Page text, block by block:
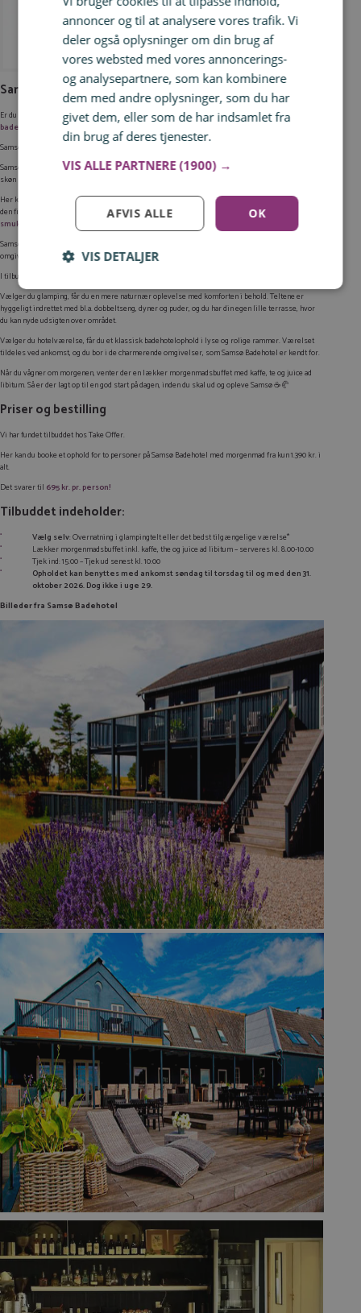
se tilbud
Samsø Badehotel
Er du også en af de mange tilhængere af serien “Badehotellet”, og har du lyst til at opleve
badehotelsstemningen
, så skal du tage til
Samsø er en skøn ø mellem Jylland og Sjælland, der har en flot kystlinje med rolige strande.
Samsø Badehotel er et voksenhotel, der ligger helt for sig selv igrønne omgivelser
skøn havudsigt
Her kan du bl.a. nyde en velfortjent pause på en af hotellets mange terrasser, besøge orangeriet og
den fine have med bænke, krydderurter og spændende blomsterbede, eller gå på opdagelse i det
smukke område omkring hotellet
Samsø Badehotel er
omgivelser
I tilbuddet ovenfor kan du selv vælge, om du vil bo i glampingtelt eller på hotelværelse.
Vælger du glamping, får du en mere naturnær oplevelse med komforten i behold. Teltene er
hyggeligt indrettet med bl.a. dobbeltseng, dyner og puder, og du har din egen lille terrasse, hvor
du kan nyde udsigten over området.
Vælger du hotelværelse, får du et klassisk badehotelophold i lyse og rolige rammer. Værelset
tildeles ved ankomst, og du bor i de charmerende omgivelser, som Samsø Badehotel er kendt for.
Når du vågner om morgenen, venter der en lækker morgenmadsbuffet med kaffe, te og juice ad
libitum. Så er der lagt op til en god start på dagen, inden du skal ud og opleve Samsø ☕🥐
Priser og bestilling
Vi har fundet tilbuddet hos Take Offer.
Her kan du booke et ophold for to personer på Samsø Badehotel med morgenmad fra kun 1.390 kr. i
alt.
Det svarer til 695 kr. pr. person!
Tilbuddet indeholder:
Vælg selv: Overnatning i glampingtelt eller det bedst tilgængelige værelse*
Lækker morgenmadsbuffet inkl. kaffe, the og juice ad libitum – serveres kl. 8.00-10.00
Tjek ind: 15:00 – Tjek ud senest kl. 10:00
Opholdet kan benyttes med ankomst søndag til torsdag til og med den 31.
oktober 2026. Dog ikke i uge 29.
Billeder fra Samsø Badehotel
Log ind for at gemme hvad der inspirerer dig
Tilmeld
annoncer og til at analysere vores trafik. Vi
deler også oplysninger om din brug af
vores websted med vores annoncerings-
og analysepartnere, som kan kombinere
dem med andre oplysninger, som du har
givet dem, eller som de har indsamlet fra
din brug af deres tjenester.
VIS ALLE PARTNERE (1900) →
OK
AFVIS ALLE
VIS DETALJER